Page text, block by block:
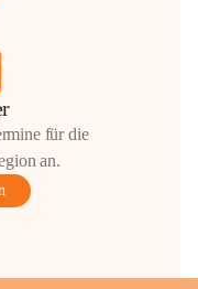
für die
an.